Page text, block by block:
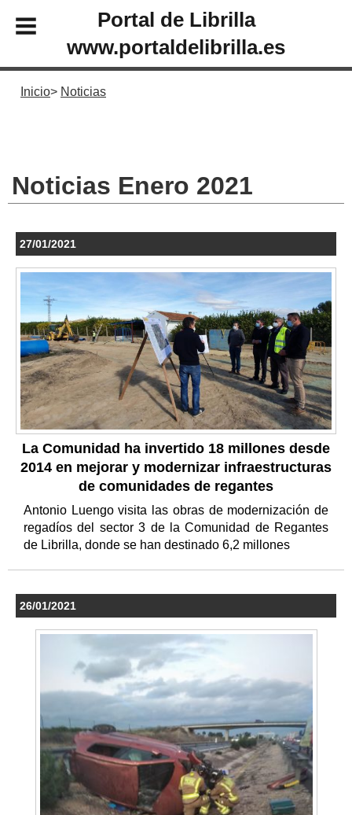
Portal de Librilla
www.portaldelibrilla.es
Inicio Noticias
Noticias Enero 2021
27/01/2021
La Comunidad ha invertido 18 millones desde
2014 en mejorar y modernizar infraestructuras
de comunidades de regantes
Antonio Luengo visita las obras de modernización de
regadíos del sector 3 de la Comunidad de Regantes
de Librilla, donde se han destinado 6,2 millones
26/01/2021